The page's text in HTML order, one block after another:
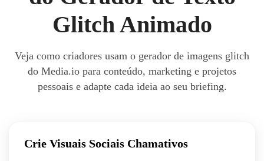
Glitch Animado
Veja como criadores usam o gerador de imagens glitch
do Media.io para conteúdo, marketing e projetos
pessoais e adapte cada ideia ao seu briefing.
Crie Visuais Sociais Chamativos